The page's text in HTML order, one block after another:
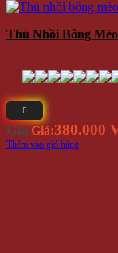
Thú Nhồi Bông
Giá Giá:380.000
Thêm vào giỏ hàng